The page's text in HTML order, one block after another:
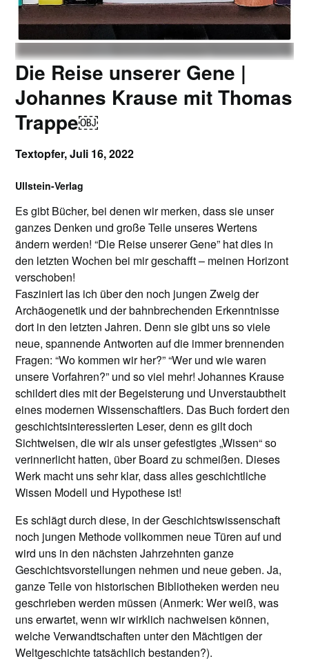
Die Reise unserer Gene |
Johannes Krause mit Thomas
Trappe￼
Textopfer,Juli 16, 2022
Ullstein-Verlag
Es gibt Bücher, bei denen wir merken, dass sie unser
ganzes Denken und große Teile unseres Wertens
ändern werden! “Die Reise unserer Gene” hat dies in
den letzten Wochen bei mir geschafft – meinen Horizont
verschoben!
Fasziniert las ich über den noch jungen Zweig der
Archäogenetik und der bahnbrechenden Erkenntnisse
dort in den letzten Jahren. Denn sie gibt uns so viele
neue, spannende Antworten auf die immer brennenden
Fragen: “Wo kommen wir her?” “Wer und wie waren
unsere Vorfahren?” und so viel mehr! Johannes Krause
schildert dies mit der Begeisterung und Unverstaubtheit
eines modernen Wissenschaftlers. Das Buch fordert den
geschichtsinteressierten Leser, denn es gilt doch
Sichtweisen, die wir als unser gefestigtes „Wissen“ so
verinnerlicht hatten, über Board zu schmeißen. Dieses
Werk macht uns sehr klar, dass alles geschichtliche
Wissen Modell und Hypothese ist!
Es schlägt durch diese, in der Geschichtswissenschaft
noch jungen Methode vollkommen neue Türen auf und
wird uns in den nächsten Jahrzehnten ganze
Geschichtsvorstellungen nehmen und neue geben. Ja,
ganze Teile von historischen Bibliotheken werden neu
geschrieben werden müssen (Anmerk: Wer weiß, was
uns erwartet, wenn wir wirklich nachweisen können,
welche Verwandtschaften unter den Mächtigen der
Weltgeschichte tatsächlich bestanden?).